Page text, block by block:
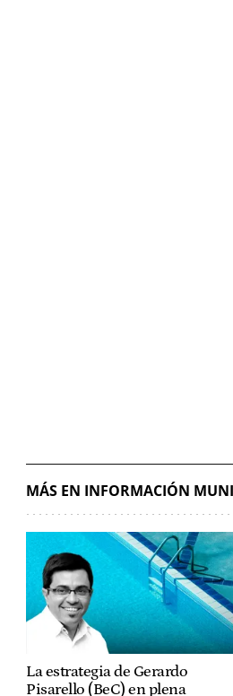
MÁS EN INFORMACIÓN
La estrategia de Gerardo
Pisarello (BeC) en plena